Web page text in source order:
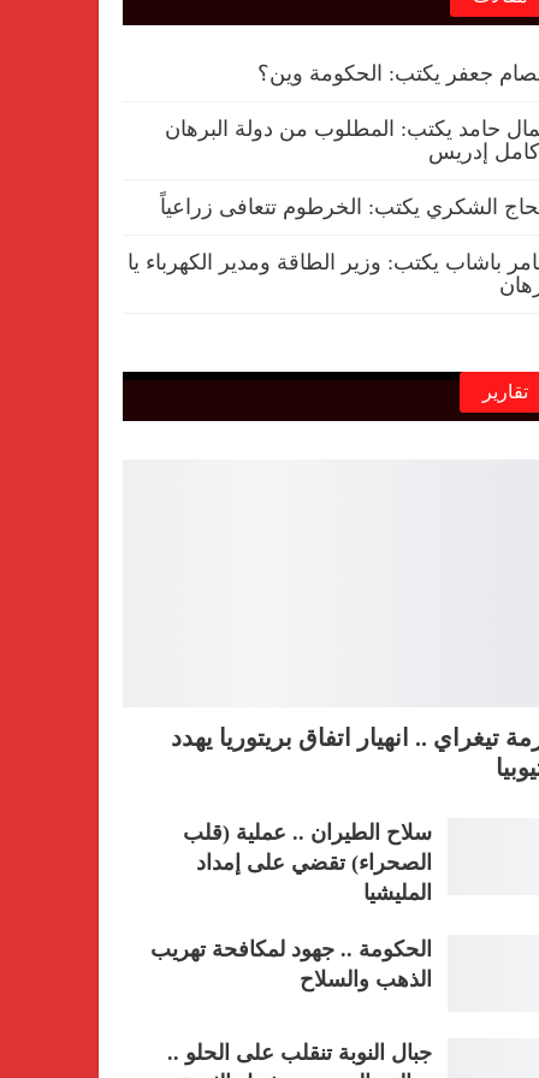
جعفر يكتب: الحكومة وين؟
حامد يكتب: المطلوب من دولة البرهان
إدريس
الشكري يكتب: الخرطوم تتعافى زراعياً
باشاب يكتب: وزير الطاقة ومدير الكهرباء يا
تقارير
تيغراي .. انهيار اتفاق بريتوريا يهدد
سلاح الطيران .. عملية (قلب
الصحراء) تقضي على إمداد
المليشيا
الحكومة .. جهود لمكافحة تهريب
الذهب والسلاح
جبال النوبة تنقلب على الحلو ..